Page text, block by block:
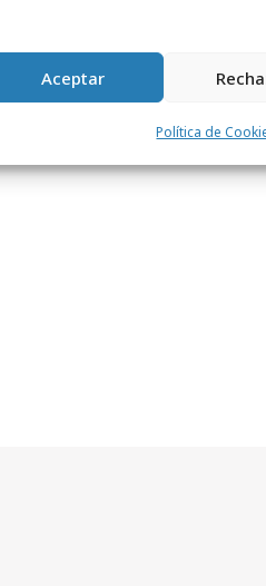
Aceptar
Política de
En 2002 fue
directora general,
Comovicepresidenta
directora general
su experiencia a la